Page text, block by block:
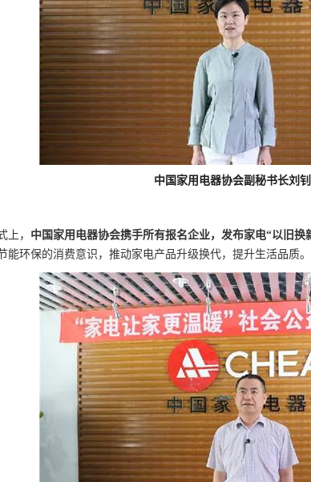
中国家用电器协会副秘书长刘
上， 中国家用电器协会携手所有报名企业，发布家电“以旧换
能环保的消费意识，推动家电产品升级换代，提升生活品质。